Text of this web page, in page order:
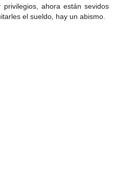
ahora están sevidos
el sueldo, hay un abismo.